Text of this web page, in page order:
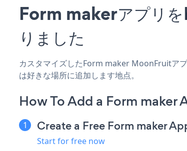
Form makerアプリ
りました
カスタマイズしたForm maker MoonFruitア
は好きな場所に追加します地点。
How To Add a Form maker
Create a Free Form maker
Start for free now